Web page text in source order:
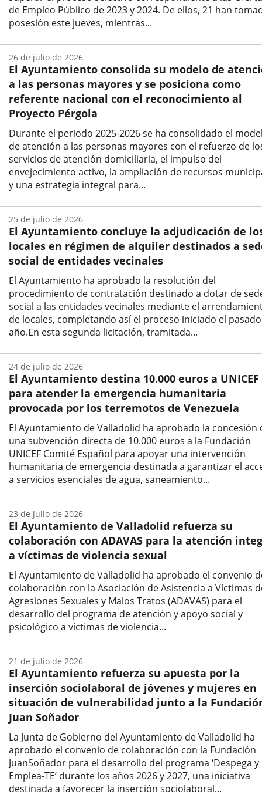
de Empleo Público de 2023 y 2024. De ellos, 21 han
posesión este jueves, mientras...
la
noticia
El Ayuntamiento consolida su modelo de
a las personas mayores y se posiciona como
referente nacional con el reconocimiento al
Proyecto Pérgola
Durante el periodo 2025-2026 se ha consolidado el
de atención a las personas mayores con el refuerzo de
servicios de atención domiciliaria, el impulso del
envejecimiento activo, la ampliación de recursos
y una estrategia integral para...
la
noticia
26 de julio de 2026
El Ayuntamiento concluye la adjudicación de
locales en régimen de alquiler destinados a
social de entidades vecinales
El Ayuntamiento ha aprobado la resolución del
procedimiento de contratación destinado a dotar de
social a las entidades vecinales mediante el
de locales, completando así el proceso iniciado el pasado
año.En esta segunda licitación, tramitada...
la
noticia
25 de julio de 2026
El Ayuntamiento destina 10.000 euros a UNICEF
para atender la emergencia humanitaria
provocada por los terremotos de Venezuela
El Ayuntamiento de Valladolid ha aprobado la concesión
una subvención directa de 10.000 euros a la Fundación
UNICEF Comité Español para apoyar una intervención
humanitaria de emergencia destinada a garantizar el
a servicios esenciales de agua, saneamiento...
la
noticia
24 de julio de 2026
El Ayuntamiento de Valladolid refuerza su
colaboración con ADAVAS para la atención
a víctimas de violencia sexual
El Ayuntamiento de Valladolid ha aprobado el convenio
colaboración con la Asociación de Asistencia a Víctimas
Agresiones Sexuales y Malos Tratos (ADAVAS) para el
desarrollo del programa de atención y apoyo social y
psicológico a víctimas de violencia...
la
noticia
23 de julio de 2026
El Ayuntamiento refuerza su apuesta por la
inserción sociolaboral de jóvenes y mujeres en
situación de vulnerabilidad junto a la
Juan Soñador
La Junta de Gobierno del Ayuntamiento de Valladolid ha
aprobado el convenio de colaboración con la Fundación
JuanSoñador para el desarrollo del programa ‘Despega y
Emplea-TE’ durante los años 2026 y 2027, una iniciativa
destinada a favorecer la inserción sociolaboral...
21 de julio de 2026